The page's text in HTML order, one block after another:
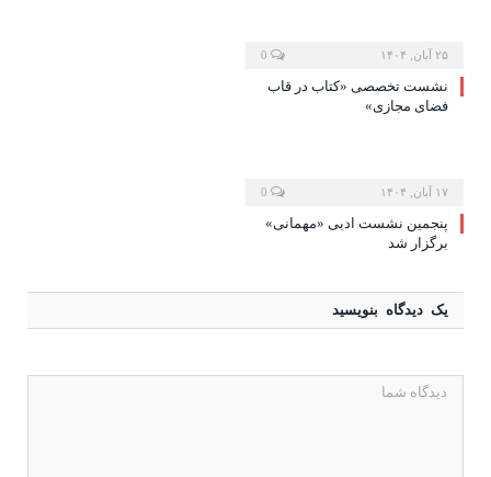
۲۵ آبان, ۱۴۰۴
نشست تخصصی «کتاب در قاب
فضای مجازی»
۱۷ آبان, ۱۴۰۴
پنجمین نشست ادبی «مهمانی»
برگزار شد
یک دیدگاه بنویسید